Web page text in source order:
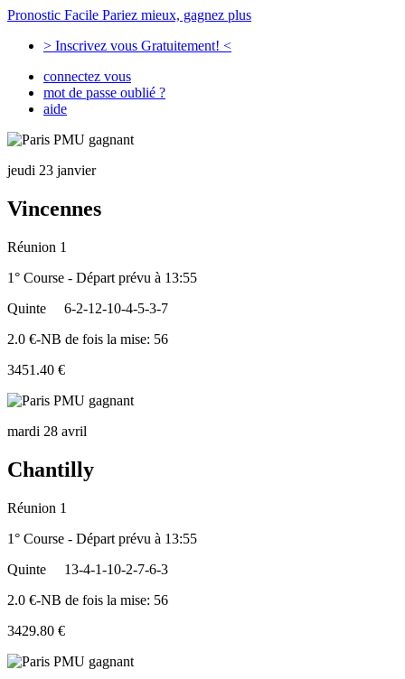
Pronostic Facile Pariez mieux, gagnez plus
> Inscrivez vous Gratuitement! <
connectez vous
mot de passe oublié ?
aide
jeudi 23 janvier
Vincennes
Réunion 1
1° Course - Départ prévu à 13:55
Quinte
6-2-12-10-4-5-3-7
2.0 €-NB de fois la mise: 56
3451.40 €
mardi 28 avril
Chantilly
Réunion 1
1° Course - Départ prévu à 13:55
Quinte
13-4-1-10-2-7-6-3
2.0 €-NB de fois la mise: 56
3429.80 €